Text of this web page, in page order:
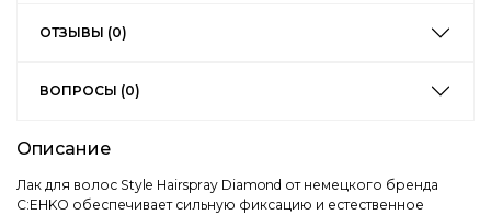
ОТЗЫВЫ (0)
ВОПРОСЫ (0)
Описание
Лак для волос Style Hairspray Diamond от немецкого бренда
C:EHKO обеспечивает сильную фиксацию и естественное